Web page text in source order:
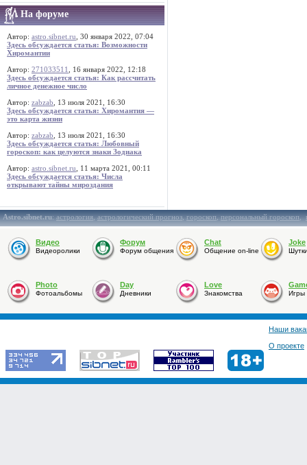
На форуме
Автор: astro.sibnet.ru , 30 января 2022, 07:04
Здесь обсуждается статья: Возможности
Хиромантии
Автор: 271033511
, 16 января 2022, 12:18
Здесь обсуждается статья: Как рассчитать
личное денежное число
Автор: zabzab , 13 июля 2021, 16:30
Здесь обсуждается статья: Хиромантия —
это карта жизни
Автор: zabzab , 13 июля 2021, 16:30
Здесь обсуждается статья: Любовный
гороскоп: как целуются знаки Зодиака
Автор: astro.sibnet.ru , 11 марта 2021, 00:11
Здесь обсуждается статья: Числа
открывают тайны мироздания
Astro.sibnet.ru:астрология,астрологический прогноз,гороскоп,персональный гороскоп,
Видео
Видеоролики
Форум
Форум общения
Chat
Общение on-line
Joke
Photo
Фотоальбомы
Day
Дневники
Love
Знакомства Игры
Наши
О проекте